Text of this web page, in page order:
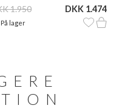
1.950 DKK 1.474
På lager